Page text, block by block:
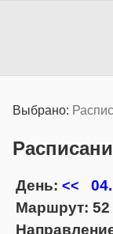
Выбрано:
День: <<
Маршрут: 52